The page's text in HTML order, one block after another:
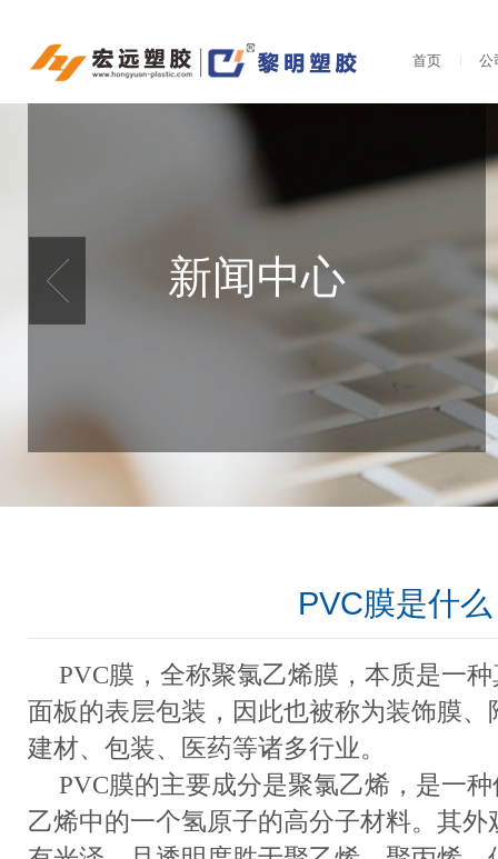
首页 公
新闻中心
PVC膜是什么
PVC膜，全称聚氯乙烯膜，本质是一
面板的表层包装，因此也被称为装饰膜
建材、包装、医药等诸多行业。
PVC膜的主要成分是聚氯乙烯，是一
乙烯中的一个氢原子的高分子材料。其